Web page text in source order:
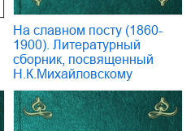
На славном посту (1860-
1900). Литературный
сборник, посвященный
Н.К.Михайловскому